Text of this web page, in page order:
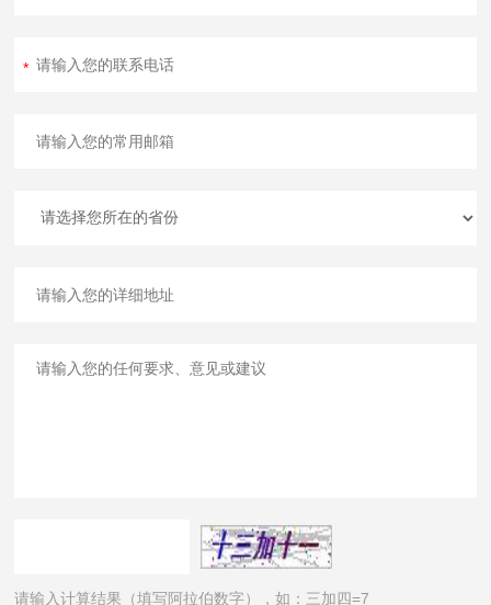
请输入计算结果（填写阿拉伯数字），如：三加四=7